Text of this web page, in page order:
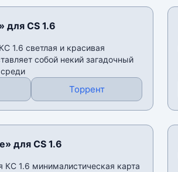
для CS 1.6
1.6 светлая и красивая
собой некий загадочный
Торрент
для CS 1.6
КС 1.6 минималистическая карта